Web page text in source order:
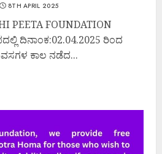
8TH APRIL 2025
PEETA FOUNDATION
ದಿನಾಂಕ:02.04.2025 ರಿಂದ
ಕಾಲ ನಡೆದ...